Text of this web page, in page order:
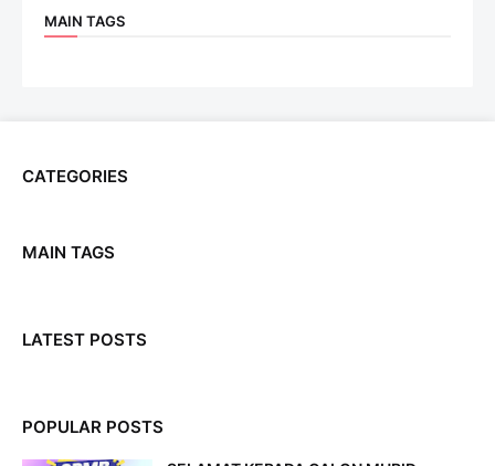
MAIN TAGS
CATEGORIES
MAIN TAGS
LATEST POSTS
POPULAR POSTS